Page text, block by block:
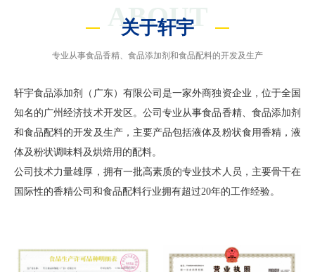
ABOUT
关于轩宇
专业从事食品香精、食品添加剂和食品配料的开发及生产
轩宇食品添加剂（广东）有限公司是一家外商独资企业，位于全国
知名的广州经济技术开发区。公司专业从事食品香精、食品添加剂
和食品配料的开发及生产，主要产品包括液体及粉状食用香精，液
体及粉状调味料及烘焙用的配料。
公司技术力量雄厚，拥有一批高素质的专业技术人员，主要骨干在
国际性的香精公司和食品配料行业拥有超过20年的工作经验。